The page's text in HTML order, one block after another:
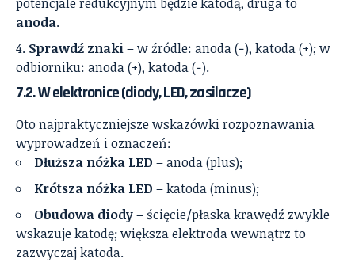
anoda.
Sprawdź znaki– w źródle: anoda (−), katoda (+); w
odbiorniku: anoda (+), katoda (−).
7.2. W elektronice (diody, LED, zasilacze)
Oto najpraktyczniejsze wskazówki rozpoznawania
wyprowadzeń i oznaczeń:
Dłuższa nóżka LED – anoda (plus);
Krótsza nóżka LED – katoda (minus);
Obudowa diody– ścięcie/płaska krawędź zwykle
wskazuje katodę; większa elektroda wewnątrz to
zazwyczaj katoda.